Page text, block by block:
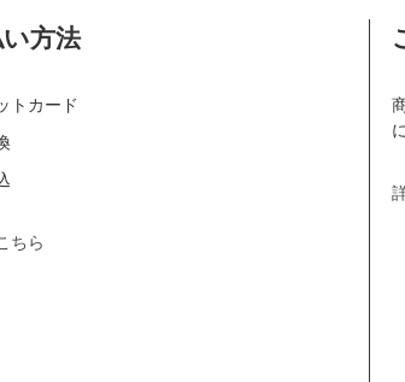
方法
トカード
ちら